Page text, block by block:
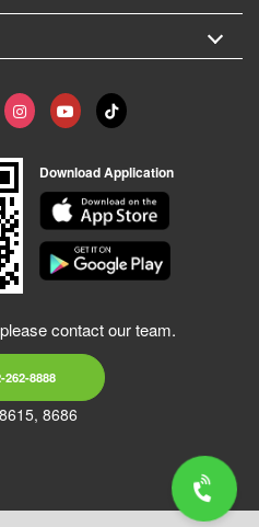
Download Application
contact our team.
262-8888
8686